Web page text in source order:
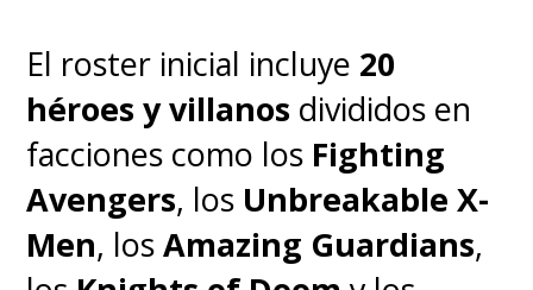
El roster inicial incluye 20
héroes y villanos divididos en
facciones como los Fighting
Avengers, los Unbreakable X-
Men, losAmazing Guardians,